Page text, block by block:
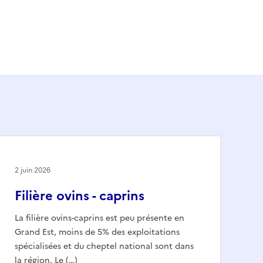
Filière ovins - caprins
La filière ovins-caprins est peu présente en
Grand Est, moins de 5% des exploitations
spécialisées et du cheptel national sont dans
la région. Le (…)
2 juin 2026